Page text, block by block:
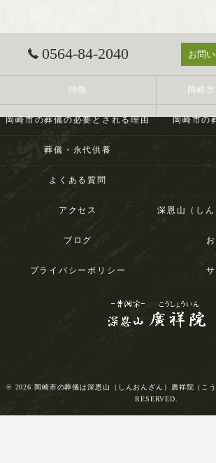
0564-84-2040 お問
特徴 岡崎
岡崎市の葬儀の必要とされる理由 岡崎市の
葬儀・永代供養
よくある質問
アクセス
ブログ
プライバシーポリシー
© 2026 岡崎市の葬儀は深恩山（しんおんざん）廣祥院（こ
RESERVED.